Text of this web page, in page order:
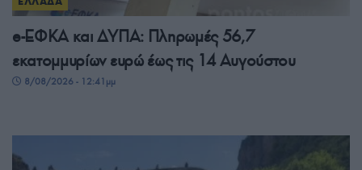
e-ΕΦΚΑ και ΔΥΠΑ: Πληρωμές 56,7
εκατομμυρίων ευρώ έως τις 14 Αυγούστου
8/08/2026 - 12:41μμ